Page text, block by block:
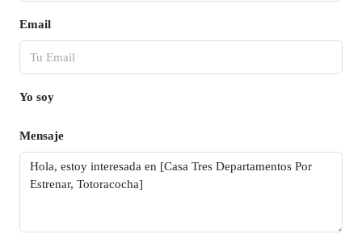
Email
Yo soy
Mensaje